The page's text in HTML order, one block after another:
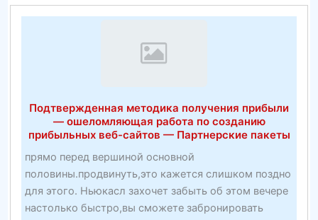
Подтвержденная методика получения прибыли
— ошеломляющая работа по созданию
прибыльных веб-сайтов — Партнерские пакеты
прямо перед вершиной основной
половины.продвинуть,это кажется слишком поздно
для этого. Ньюкасл захочет забыть об этом вечере
настолько быстро,вы сможете забронировать